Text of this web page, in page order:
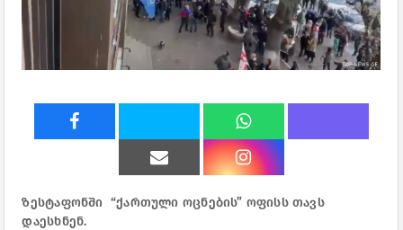
ზესტაფონში “ქართული ოცნების” ოფისს თავს
დაესხნენ.